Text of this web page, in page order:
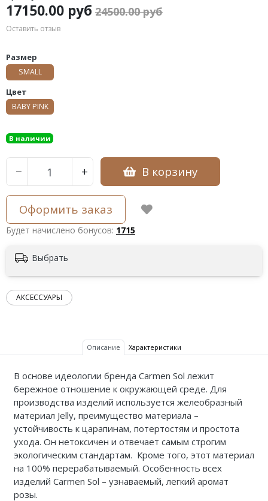
17150.00 руб 24500.00 руб
Оставить отзыв
Размер
SMALL
Цвет
BABY PINK
В наличии
− + В корзину
Оформить заказ
Будет начислено бонусов: 1715
Выбрать
АКСЕССУАРЫ
Описание Характеристики
В основе идеологии бренда Carmen Sol лежит
бережное отношение к окружающей среде. Для
производства изделий используется желеобразный
материал Jelly, преимущество материала –
устойчивость к царапинам, потертостям и простота
ухода. Он нетоксичен и отвечает самым строгим
экологическим стандартам. Кроме того, этот материал
на 100% перерабатываемый. Особенность всех
изделий Carmen Sol – узнаваемый, легкий аромат
розы.